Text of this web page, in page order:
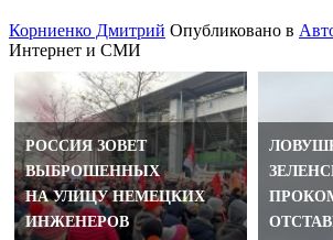
Корниенко Дмитрий Опубликовано в
Интернет и СМИ
РОССИЯ ЗОВЕТ
ВЫБРОШЕННЫХ
НА УЛИЦУ НЕМЕЦКИХ
ИНЖЕНЕРОВ